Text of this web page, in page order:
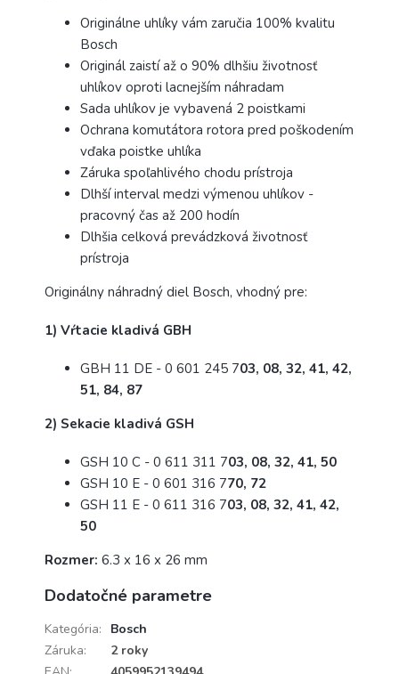
Originálne uhlíky vám zaručia 100% kvalitu
Bosch
Originál zaistí až o 90% dlhšiu životnosť
uhlíkov oproti lacnejším náhradam
Sada uhlíkov je vybavená 2 poistkami
Ochrana komutátora rotora pred poškodením
vďaka poistke uhlíka
Záruka spoľahlivého chodu prístroja
Dlhší interval medzi výmenou uhlíkov -
pracovný čas až 200 hodín
Dlhšia celková prevádzková životnosť
prístroja
Originálny náhradný diel Bosch, vhodný pre:
1) Vŕtacie kladivá GBH
GBH 11 DE - 0 601 245 703, 08, 32, 41, 42,
51, 84, 87
2) Sekacie kladivá GSH
GSH 10 C - 0 611 311 703, 08, 32, 41, 50
GSH 10 E - 0 601 316 770, 72
GSH 11 E - 0 611 316 703, 08, 32, 41, 42,
50
Rozmer: 6.3 x 16 x 26 mm
Dodatočné parametre
Kategória:
Bosch
Záruka:
2 roky